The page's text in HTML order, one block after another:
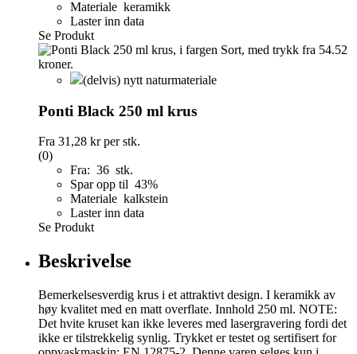
Materiale keramikk
Laster inn data
Se Produkt
(delvis) nytt naturmateriale
Ponti Black 250 ml krus
Fra 31,28 krper stk.
(0)
Fra: 36 stk.
Spar opp til 43%
Materiale kalkstein
Laster inn data
Se Produkt
Beskrivelse
Bemerkelsesverdig krus i et attraktivt design. I keramikk av
høy kvalitet med en matt overflate. Innhold 250 ml. NOTE:
Det hvite kruset kan ikke leveres med lasergravering fordi det
ikke er tilstrekkelig synlig. Trykket er testet og sertifisert for